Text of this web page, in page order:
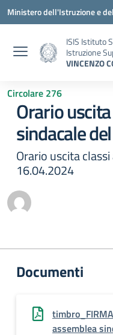
Vai ai contenuti
Vai al menu di navigazione
Vai al footer
Ministero dell'Istruzione e
ISIS Istituto
Istruzione
VINCENZO
Circolare 276
Orario
sindacale
Orario uscita
16.04.2024
Documenti
assemblea